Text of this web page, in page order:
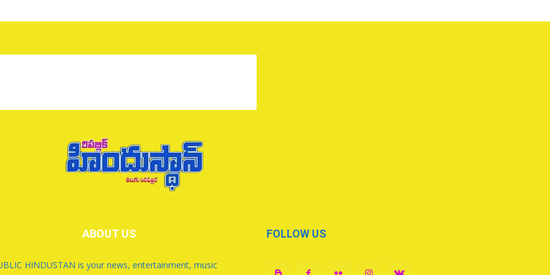
ABOUT US
HINDUSTAN is your news, entertainment, music
FOLLOW US